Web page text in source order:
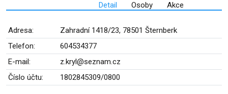
Detail Osoby Akce
Adresa:
Zahradní 1418/23, 78501 Šternberk
Telefon:
604534377
E-mail:
z.kryl@seznam.cz
Číslo účtu:
1802845309/0800